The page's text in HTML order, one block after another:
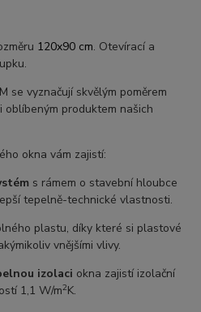
120x90 cm. Otevírací a
se vyznačují skvělým poměrem
produktem našich
okna vám zajistí:
s rámem o stavební hloubce
tepelně-technické vlastnosti.
plastu, díky které si plastové
vnějšími vlivy.
izolaci okna zajistí izolační
1,1 W/m2K.